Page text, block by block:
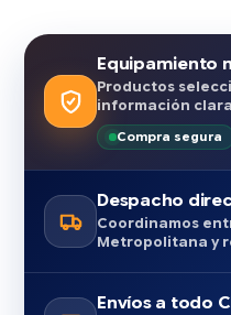
Equipamiento
Productos
información
Compra segura
Despacho
Coordinamos
Metropolitana y
Envíos a todo